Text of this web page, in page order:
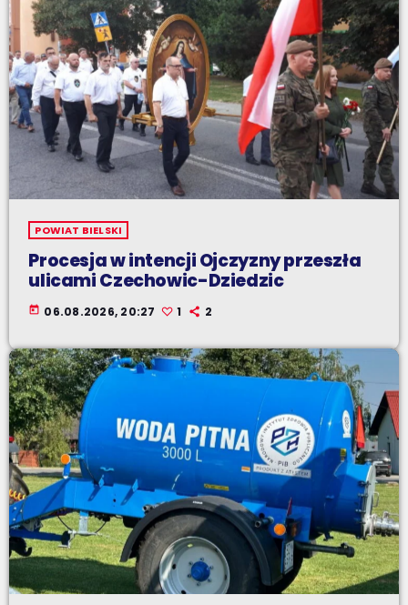
POWIAT BIELSKI
Procesja w intencji Ojczyzny przeszła
ulicami Czechowic-Dziedzic
today 06.08.2026, 20:27 1 2